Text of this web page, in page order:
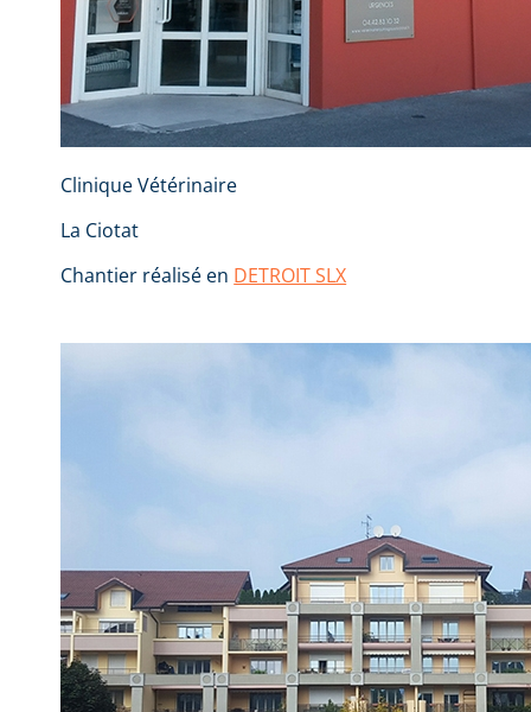
Clinique Vétérinaire
La Ciotat
Chantier réalisé en DETROIT SLX